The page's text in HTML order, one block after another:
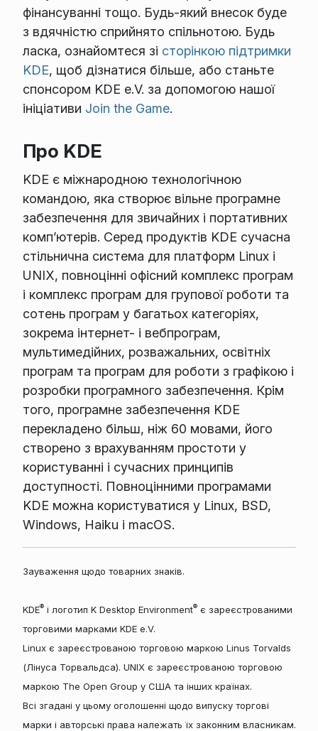
фінансуванні тощо. Будь-який внесок буде
з вдячністю сприйнято спільнотою. Будь
ласка, ознайомтеся зі сторінкою підтримки
KDE, щоб дізнатися більше, або станьте
спонсором KDE e.V. за допомогою нашої
ініціативи Join the Game.
Про KDE
KDE є міжнародною технологічною
командою, яка створює вільне програмне
забезпечення для звичайних і портативних
комп’ютерів. Серед продуктів KDE сучасна
стільнична система для платформ Linux і
UNIX, повноцінні офісний комплекс програм
і комплекс програм для групової роботи та
сотень програм у багатьох категоріях,
зокрема інтернет- і вебпрограм,
мультимедійних, розважальних, освітніх
програм та програм для роботи з графікою і
розробки програмного забезпечення. Крім
того, програмне забезпечення KDE
перекладено більш, ніж 60 мовами, його
створено з врахуванням простоти у
користуванні і сучасних принципів
доступності. Повноцінними програмами
KDE можна користуватися у Linux, BSD,
Windows, Haiku і macOS.
Зауваження щодо товарних знаків.
KDE®і логотип K Desktop Environment®є зареєстрованими
торговими марками KDE e.V.
Linux є зареєстрованою торговою маркою Linus Torvalds
(Лінуса Торвальдса). UNIX є зареєстрованою торговою
маркою The Open Group у США та інших країнах.
Всі згадані у цьому оголошенні щодо випуску торгові
марки і авторські права належать їх законним власникам.